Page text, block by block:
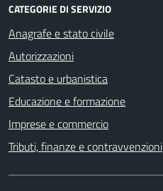
CATEGORIE DI SERVIZIO
Anagrafe e stato civile
Autorizzazioni
Catasto e urbanistica
Educazione e formazione
Imprese e commercio
Tributi, finanze e contravvenzioni